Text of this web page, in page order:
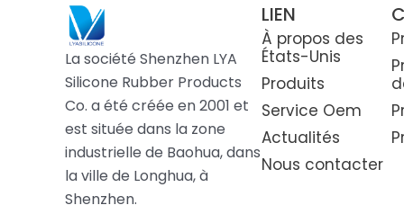
La société Shenzhen LYA
Silicone Rubber Products
Co. a été créée en 2001 et
est située dans la zone
industrielle de Baohua, dans
la ville de Longhua, à
Shenzhen.
LIEN
À propos des
États-Unis
Produits
Service Oem
Actualités
Nous contacter